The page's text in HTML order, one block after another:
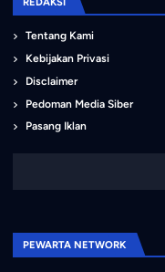
Tentang Kami
Kebijakan Privasi
Disclaimer
Pedoman Media Siber
Pasang Iklan
PEWARTA NETWORK